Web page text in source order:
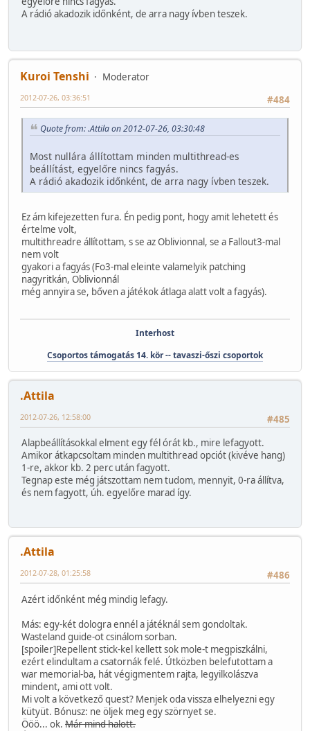
A rádió akadozik időnként, de arra nagy ívben teszek.
Kuroi Tenshi
Moderator
#484
2012-07-26, 03:36:51
Quote from: .Attila on 2012-07-26, 03:30:48
Most nullára állítottam minden multithread-es
beállítást, egyelőre nincs fagyás.
A rádió akadozik időnként, de arra nagy ívben teszek.
Ez ám kifejezetten fura. Én pedig pont, hogy amit lehetett és
értelme volt,
multithreadre állítottam, s se az Oblivionnal, se a Fallout3-mal
nem volt
gyakori a fagyás (Fo3-mal eleinte valamelyik patching
nagyritkán, Oblivionnál
még annyira se, bőven a játékok átlaga alatt volt a fagyás).
Interhost
Csoportos támogatás 14. kör -- tavaszi-őszi csoportok
.Attila
#485
2012-07-26, 12:58:00
Alapbeállításokkal elment egy fél órát kb., mire lefagyott.
Amikor átkapcsoltam minden multithread opciót (kivéve hang)
1-re, akkor kb. 2 perc után fagyott.
Tegnap este még játszottam nem tudom, mennyit, 0-ra állítva,
és nem fagyott, úh. egyelőre marad így.
.Attila
#486
2012-07-28, 01:25:58
Azért időnként még mindig lefagy.
Más: egy-két dologra ennél a játéknál sem gondoltak.
Wasteland guide-ot csinálom sorban.
[spoiler]Repellent stick-kel kellett sok mole-t megpiszkálni,
ezért elindultam a csatornák felé. Útközben belefutottam a
war memorial-ba, hát végigmentem rajta, legyilkolászva
mindent, ami ott volt.
Mi volt a következő quest? Menjek oda vissza elhelyezni egy
kütyüt. Bónusz: ne öljek meg egy szörnyet se.
Ööö... ok. Már mind halott.